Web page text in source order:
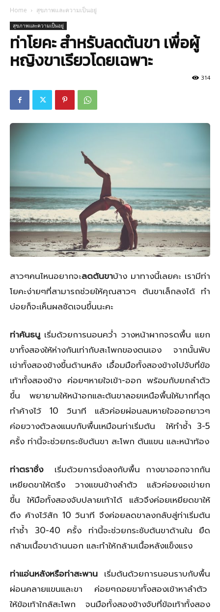
Home สุขภาพและความเป็นอยู่
สุขภาพและความเป็นอยู่
ท่าโยคะ สำหรับลดต้นขา เพื่อผู้
หญิงขาเรียวโดยเฉพาะ
314
สาวๆคนไหนอยากจะลดต้นขาบ้าง มาทางนี้เลยคะ เรามีท่า
โยคะง่ายๆที่สามารถช่วยให้คุณสาวๆ ต้นขาเล็กลงได้ ทำ
บ่อยก็จะเห็นผลชัดเจนขึ้นนะคะ
ท่าคันธนูเริ่มด้วยการนอนคว่ำ วางหน้าผากจรดพื้น แยก
ขาทั้งสองให้ห่างกันเท่ากับสะโพกของตนเอง จากนั้นพับ
เข่าทั้งสองข้างขึ้นด้านหลัง เอื้อมมือทั้งสองข้างไปจับที่ข้อ
เท้าทั้งสองข้าง ค่อยๆหายใจเข้า-ออก พร้อมกับยกลำตัว
ขึ้น พยายามให้หน้าอกและต้นขาลอยเหนือพื้นให้มากที่สุด
ทำค้างไว้ 10 วินาที แล้วค่อยผ่อนลมหายใจออกยาวๆ
ค่อยวางตัวลงแนบกับพื้นเหมือนท่าเริ่มต้น ให้ทำซ้ำ 3-5
ครั้ง ท่านี้จะช่วยกระชับต้นขา สะโพก ต้นแขน และหน้าท้อง
ท่าตราชั่งเริ่มด้วยการนั่งลงกับพื้น กางขาออกจากกัน
เหยียดขาให้ตรึง วางแขนข้างลำตัว แล้วค่อยงอเข่ายก
ขึ้น ให้มือทั้งสองจับปลายเท้าได้ แล้วจึงค่อยเหยียดขาให้
ตึง ค้างไว้สัก 10 วินาที จึงค่อยลดขาลงกลับสู่ท่าเริ่มต้น
ทำซ้ำ 30-40 ครั้ง ท่านี้จะช่วยกระชับต้นขาด้านใน ยืด
กล้ามเนื้อขาด้านนอก และทำให้กล้ามเนื้อหลังแข็งแรง
ท่าแอ่นหลังหรือท่าสะพาน เริ่มต้นด้วยการนอนราบกับพื้น
ผ่อนคลายแขนและขา ค่อยๆถอยขาทั้งสองเข้าหาลำตัว
ให้ข้อเท้าใกล้สะโพก จนมือทั้งสองข้างจับที่ข้อเท้าทั้งสอง